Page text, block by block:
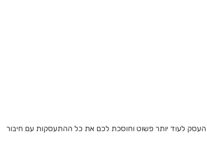
לעוד יותר פשוט וחוסכת לכם את כל ההתעסקות עם חיבור